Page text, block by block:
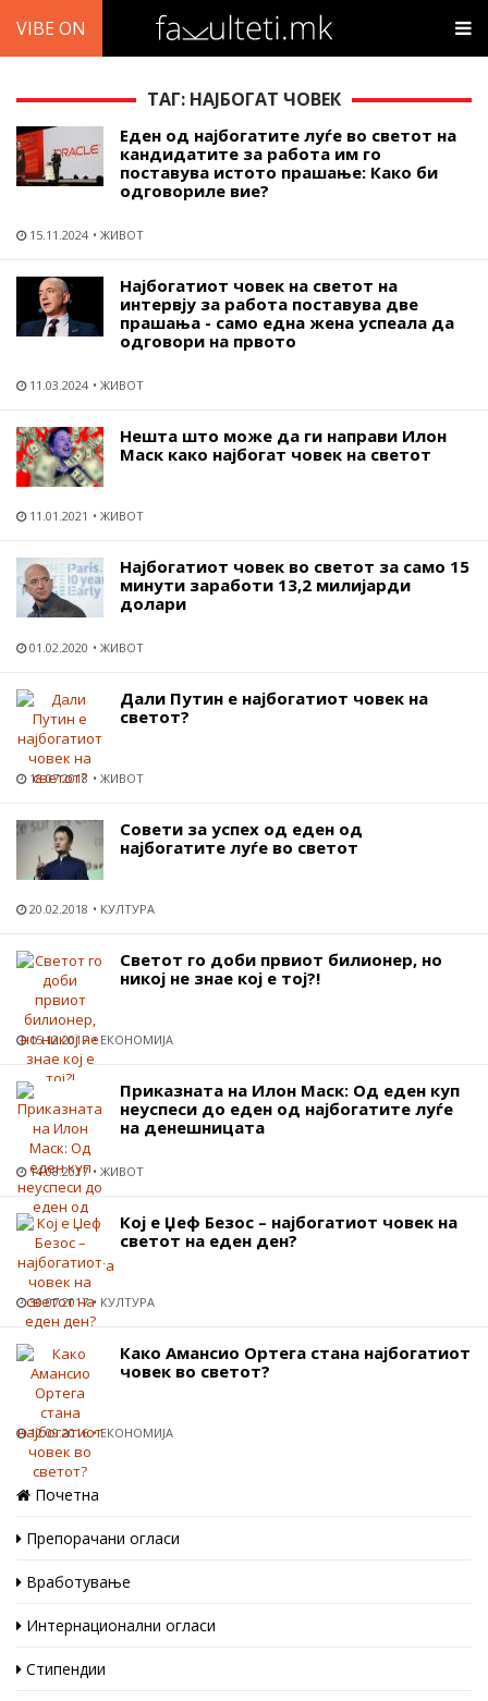
VIBE ON
ТАГ: НАЈБОГАТ ЧОВЕК
Еден од најбогатите луѓе во светот на
кандидатите за работа им го
поставува истото прашање: Како би
одговориле вие?
15.11.2024 ЖИВОТ
Најбогатиот човек на светот на
интервју за работа поставува две
прашања - само една жена успеала да
одговори на првото
11.03.2024 ЖИВОТ
Нешта што може да ги направи Илон
Маск како најбогат човек на светот
11.01.2021 ЖИВОТ
Најбогатиот човек во светот за само 15
минути заработи 13,2 милијарди
долари
01.02.2020 ЖИВОТ
Дали Путин е најбогатиот човек на
светот?
18.07.2018 ЖИВОТ
Совети за успех од еден од
најбогатите луѓе во светот
20.02.2018 КУЛТУРА
Светот го доби првиот билионер, но
никој не знае кој е тој?!
15.12.2017 ЕКОНОМИЈА
Приказната на Илон Маск: Од еден куп
неуспеси до еден од најбогатите луѓе
на денешницата
14.08.2017 ЖИВОТ
Кој е Џеф Безос – најбогатиот човек на
светот на еден ден?
30.07.2017 КУЛТУРА
Како Амансио Ортега стана најбогатиот
човек во светот?
12.09.2016 ЕКОНОМИЈА
Почетна
Препорачани огласи
Вработување
Интернационални огласи
Стипендии